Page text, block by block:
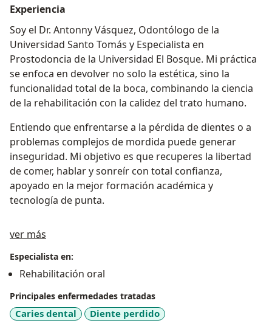
Experiencia
Soy el Dr. Antonny Vásquez, Odontólogo de la
Universidad Santo Tomás y Especialista en
Prostodoncia de la Universidad El Bosque. Mi práctica
se enfoca en devolver no solo la estética, sino la
funcionalidad total de la boca, combinando la ciencia
de la rehabilitación con la calidez del trato humano.
Entiendo que enfrentarse a la pérdida de dientes o a
problemas complejos de mordida puede generar
inseguridad. Mi objetivo es que recuperes la libertad
de comer, hablar y sonreír con total confianza,
apoyado en la mejor formación académica y
tecnología de punta.
ver más
Especialista en:
Rehabilitación oral
Principales enfermedades tratadas
Caries dental
Diente perdido